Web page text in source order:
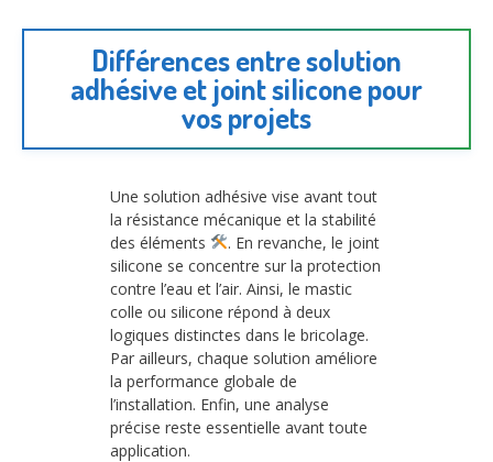
Différences entre solution
adhésive et joint silicone pour
vos projets
Une solution adhésive vise avant tout
la résistance mécanique et la stabilité
des éléments
. En revanche, le joint
silicone se concentre sur la protection
contre l’eau et l’air. Ainsi, le mastic
colle ou silicone répond à deux
logiques distinctes dans le bricolage.
Par ailleurs, chaque solution améliore
la performance globale de
l’installation. Enfin, une analyse
précise reste essentielle avant toute
application.